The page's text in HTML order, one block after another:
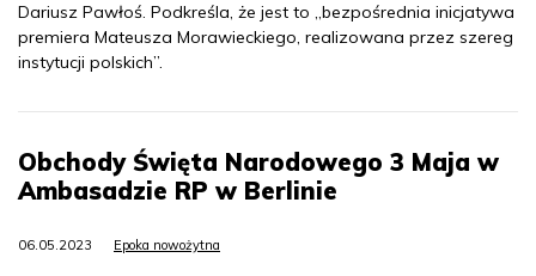
Dariusz Pawłoś. Podkreśla, że jest to „bezpośrednia inicjatywa
premiera Mateusza Morawieckiego, realizowana przez szereg
instytucji polskich”.
Obchody Święta Narodowego 3 Maja w
Ambasadzie RP w Berlinie
06.05.2023 Epoka nowożytna